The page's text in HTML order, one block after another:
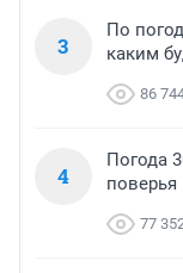
3
По
каким
86
4
Погода
77